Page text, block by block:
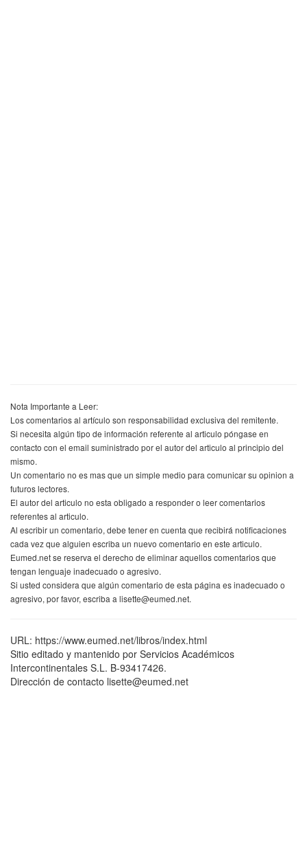
Nota Importante a Leer:
Los comentarios al artículo son responsabilidad exclusiva del remitente.
Si necesita algún tipo de información referente al articulo póngase en
contacto con el email suministrado por el autor del articulo al principio del
mismo.
Un comentario no es mas que un simple medio para comunicar su opinion a
futuros lectores.
El autor del articulo no esta obligado a responder o leer comentarios
referentes al articulo.
Al escribir un comentario, debe tener en cuenta que recibirá notificaciones
cada vez que alguien escriba un nuevo comentario en este articulo.
Eumed.net se reserva el derecho de eliminar aquellos comentarios que
tengan lenguaje inadecuado o agresivo.
Si usted considera que algún comentario de esta página es inadecuado o
agresivo, por favor, escriba a lisette@eumed.net.
URL: https://www.eumed.net/libros/index.html
Sitio editado y mantenido por Servicios Académicos
Intercontinentales S.L. B-93417426.
Dirección de contacto lisette@eumed.net